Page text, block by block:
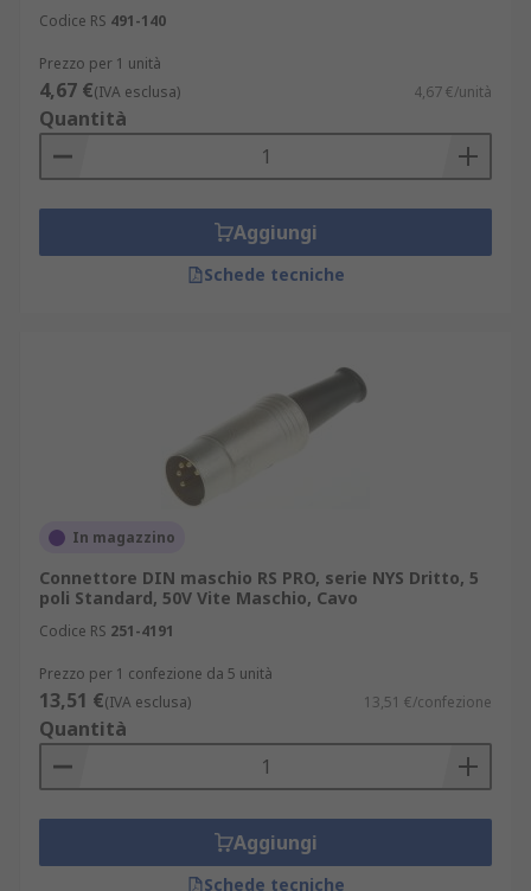
Codice RS 491-140
Prezzo per 1 unità
4,67 €(IVA esclusa) 4,67 €/unità
Quantità
Aggiungi
Schede tecniche
In magazzino
Connettore DIN maschio RS PRO, serie NYS Dritto, 5
poli Standard, 50V Vite Maschio, Cavo
Codice RS 251-4191
Prezzo per 1 confezione da 5 unità
13,51 €(IVA esclusa) 13,51 €/confezione
Quantità
Aggiungi
Schede tecniche